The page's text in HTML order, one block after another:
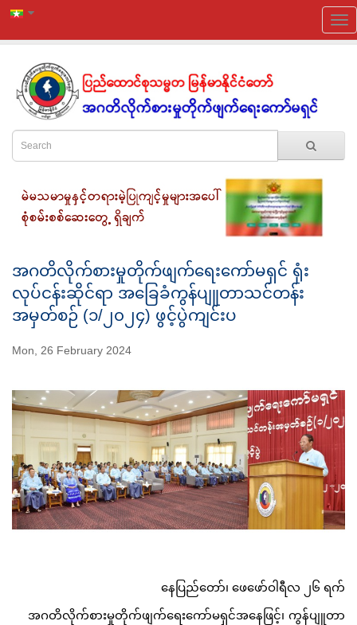
အဂတိလိုက်စားမှုတိုက်ဖျက်ရေးကော်မရှင် ရုံး
လုပ်ငန်းဆိုင်ရာ အခြေခံကွန်ပျူတာသင်တန်း
အမှတ်စဉ် (၁/၂၀၂၄) ဖွင့်ပွဲကျင်းပ
Mon, 26 February 2024
နေပြည်တော်၊ ဖေဖော်ဝါရီလ ၂၆ ရက်
အဂတိလိုက်စားမှုတိုက်ဖျက်ရေးကော်မရှင်အနေဖြင့်၊ ကွန်ပျူတာ